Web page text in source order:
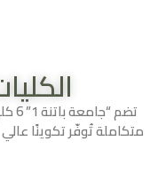
متكاملة تُوفّر تكوينًا